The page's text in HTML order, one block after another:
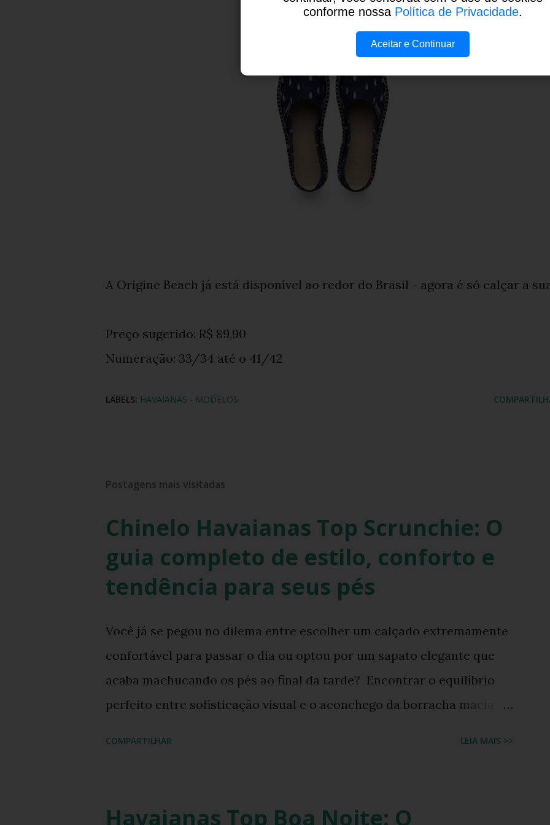
A Origine Beach já está disponível ao redor do Brasil - agora é só calçar a
Preço sugerido: R$ 89,90
Numeração: 33/34 até o 41/42
LABELS: HAVAIANAS - MODELOS
Postagens mais visitadas
Chinelo Havaianas Top Scrunchie: O
guia completo de estilo, conforto e
tendência para seus pés
Você já se pegou no dilema entre escolher um calçado extremamente
confortável para passar o dia ou optou por um sapato elegante que
acaba machucando os pés ao final da tarde? Encontrar o equilíbrio
perfeito entre sofisticação visual e o aconchego da borracha macia
COMPARTILHAR LEIA MAIS >>
Havaianas Top Boa Noite: O
conforme nossa Política de Privacidade.
Aceitar e Continuar